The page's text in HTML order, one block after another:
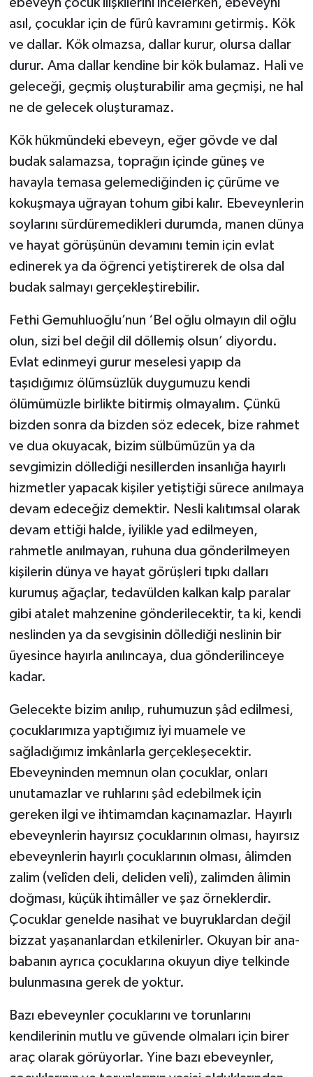
asıl, çocuklar için de fürû kavramını getirmiş. Kök
ve dallar. Kök olmazsa, dallar kurur, olursa dallar
durur. Ama dallar kendine bir kök bulamaz. Hali ve
geleceği, geçmiş oluşturabilir ama geçmişi, ne hal
ne de gelecek oluşturamaz.
Kök hükmündeki ebeveyn, eğer gövde ve dal
budak salamazsa, toprağın içinde güneş ve
havayla temasa gelemediğinden iç çürüme ve
kokuşmaya uğrayan tohum gibi kalır. Ebeveynlerin
soylarını sürdüremedikleri durumda, manen dünya
ve hayat görüşünün devamını temin için evlat
edinerek ya da öğrenci yetiştirerek de olsa dal
budak salmayı gerçekleştirebilir.
Fethi Gemuhluoğlu’nun ‘Bel oğlu olmayın dil oğlu
olun, sizi bel değil dil döllemiş olsun’ diyordu.
Evlat edinmeyi gurur meselesi yapıp da
taşıdığımız ölümsüzlük duygumuzu kendi
ölümümüzle birlikte bitirmiş olmayalım. Çünkü
bizden sonra da bizden söz edecek, bize rahmet
ve dua okuyacak, bizim sülbümüzün ya da
sevgimizin döllediği nesillerden insanlığa hayırlı
hizmetler yapacak kişiler yetiştiği sürece anılmaya
devam edeceğiz demektir. Nesli kalıtımsal olarak
devam ettiği halde, iyilikle yad edilmeyen,
rahmetle anılmayan, ruhuna dua gönderilmeyen
kişilerin dünya ve hayat görüşleri tıpkı dalları
kurumuş ağaçlar, tedavülden kalkan kalp paralar
gibi atalet mahzenine gönderilecektir, ta ki, kendi
neslinden ya da sevgisinin döllediği neslinin bir
üyesince hayırla anılıncaya, dua gönderilinceye
kadar.
Gelecekte bizim anılıp, ruhumuzun şâd edilmesi,
çocuklarımıza yaptığımız iyi muamele ve
sağladığımız imkânlarla gerçekleşecektir.
Ebeveyninden memnun olan çocuklar, onları
unutamazlar ve ruhlarını şâd edebilmek için
gereken ilgi ve ihtimamdan kaçınamazlar. Hayırlı
ebeveynlerin hayırsız çocuklarının olması, hayırsız
ebeveynlerin hayırlı çocuklarının olması, âlimden
zalim (velîden deli, deliden velî), zalimden âlimin
doğması, küçük ihtimâller ve şaz örneklerdir.
Çocuklar genelde nasihat ve buyruklardan değil
bizzat yaşananlardan etkilenirler. Okuyan bir ana-
babanın ayrıca çocuklarına okuyun diye telkinde
bulunmasına gerek de yoktur.
Bazı ebeveynler çocuklarını ve torunlarını
kendilerinin mutlu ve güvende olmaları için birer
araç olarak görüyorlar. Yine bazı ebeveynler,